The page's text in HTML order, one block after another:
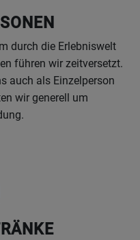
durch die Erlebniswelt
führen wir zeitversetzt.
auch als Einzelperson
wir generell um